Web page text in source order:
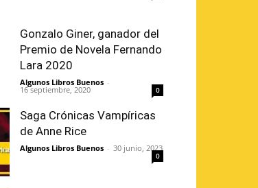
Gonzalo Giner, ganador del
Premio de Novela Fernando
Lara 2020
Algunos Libros Buenos -
16 septiembre, 2020 0
Saga Crónicas Vampíricas
de Anne Rice
Algunos Libros Buenos - 30 junio, 2023
0